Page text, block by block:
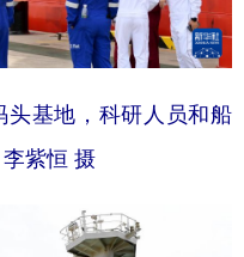
头基地，科研人员和船
紫恒 摄